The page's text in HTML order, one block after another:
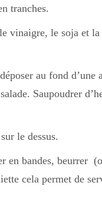
tranches.
vinaigre, le soja et
au fond d’une
Saupoudrer
le dessus.
en bandes, beurrer
cela permet de